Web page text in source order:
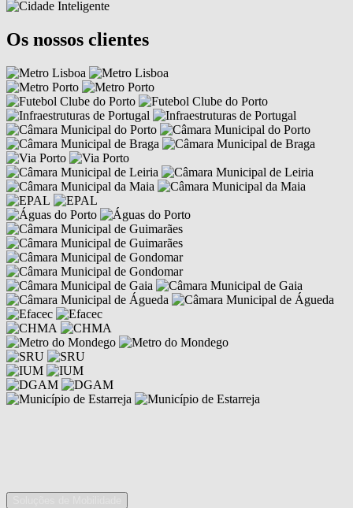
Os nossos clientes